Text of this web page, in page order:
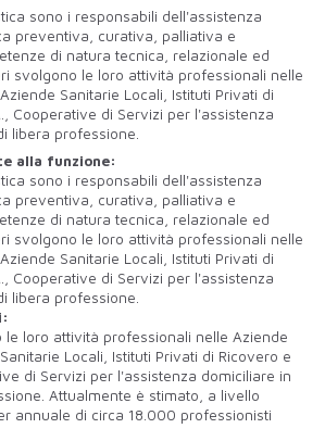
sono i responsabili dell'assistenza
preventiva, curativa, palliativa e
di natura tecnica, relazionale ed
svolgono le loro attività professionali nelle
Sanitarie Locali, Istituti Privati di
Cooperative di Servizi per l'assistenza
libera professione.
alla funzione:
sono i responsabili dell'assistenza
preventiva, curativa, palliativa e
di natura tecnica, relazionale ed
svolgono le loro attività professionali nelle
Sanitarie Locali, Istituti Privati di
Cooperative di Servizi per l'assistenza
libera professione.
le loro attività professionali nelle Aziende
Locali, Istituti Privati di Ricovero e
di Servizi per l'assistenza domiciliare in
Attualmente è stimato, a livello
annuale di circa 18.000 professionisti